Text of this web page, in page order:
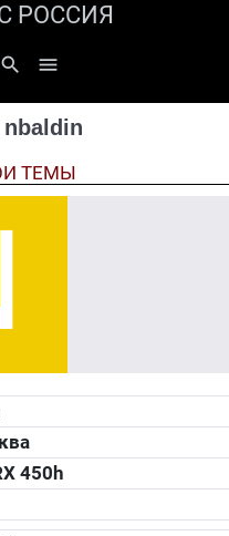
РОССИЯ
search 
ТЕМЫ
450h